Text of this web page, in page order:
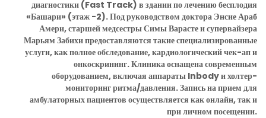
диагностики (Fast Track) в здании по лечению бесплодия
«Башари» (этаж -2). Под руководством доктора Энсие Араб
Амери, старшей медсестры Симы Варасте и супервайзера
Марьям Забихи предоставляются такие специализированные
услуги, как полное обследование, кардиологический чек-ап и
онкоскрининг. Клиника оснащена современным
оборудованием, включая аппараты Inbody и холтер-
мониторинг ритма/давления. Запись на прием для
амбулаторных пациентов осуществляется как онлайн, так и
при личном посещении.